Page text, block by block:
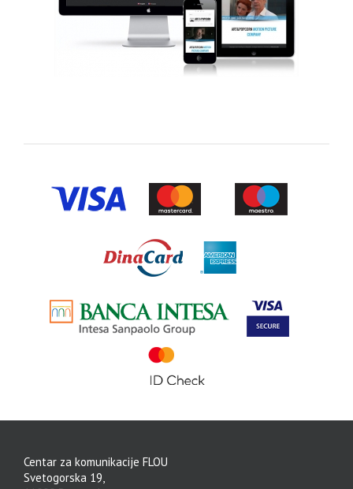
Centar za komunikacije FLOU
Svetogorska 19,